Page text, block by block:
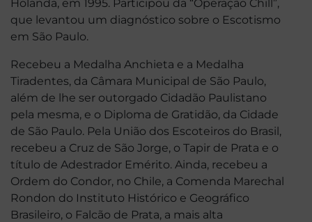
Holanda, em 1995. Participou da “Operação Chill”,
que levantou um diagnóstico sobre o Escotismo
em São Paulo.
Recebeu a Medalha Anchieta e a Medalha
Tiradentes, da Câmara Municipal de São Paulo,
além de lhe ser outorgado Cidadão Paulistano
pela mesma, e o Diploma de Gratidão, da Cidade
de São Paulo. Pela União dos Escoteiros do Brasil,
recebeu a Cruz de São Jorge, o Tapir de Prata e o
título de Adestrador Emérito. Ainda, recebeu a
Ordem do Condor, no Chile, a Comenda Marechal
Rondon do Instituto Histórico e Geográfico
Brasileiro, o Falcão de Prata, a mais alta